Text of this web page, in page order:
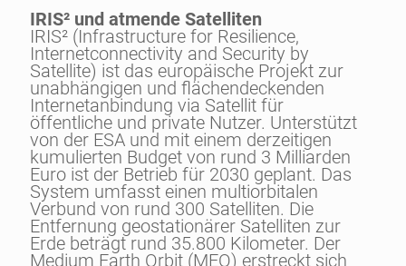
IRIS² und atmende Satelliten
IRIS² (Infrastructure for Resilience,
Internetconnectivity and Security by
Satellite) ist das europäische Projekt zur
unabhängigen und flächendeckenden
Internetanbindung via Satellit für
öffentliche und private Nutzer. Unterstützt
von der ESA und mit einem derzeitigen
kumulierten Budget von rund 3 Milliarden
Euro ist der Betrieb für 2030 geplant. Das
System umfasst einen multiorbitalen
Verbund von rund 300 Satelliten. Die
Entfernung geostationärer Satelliten zur
Erde beträgt rund 35.800 Kilometer. Der
Medium Earth Orbit (MEO) erstreckt sich